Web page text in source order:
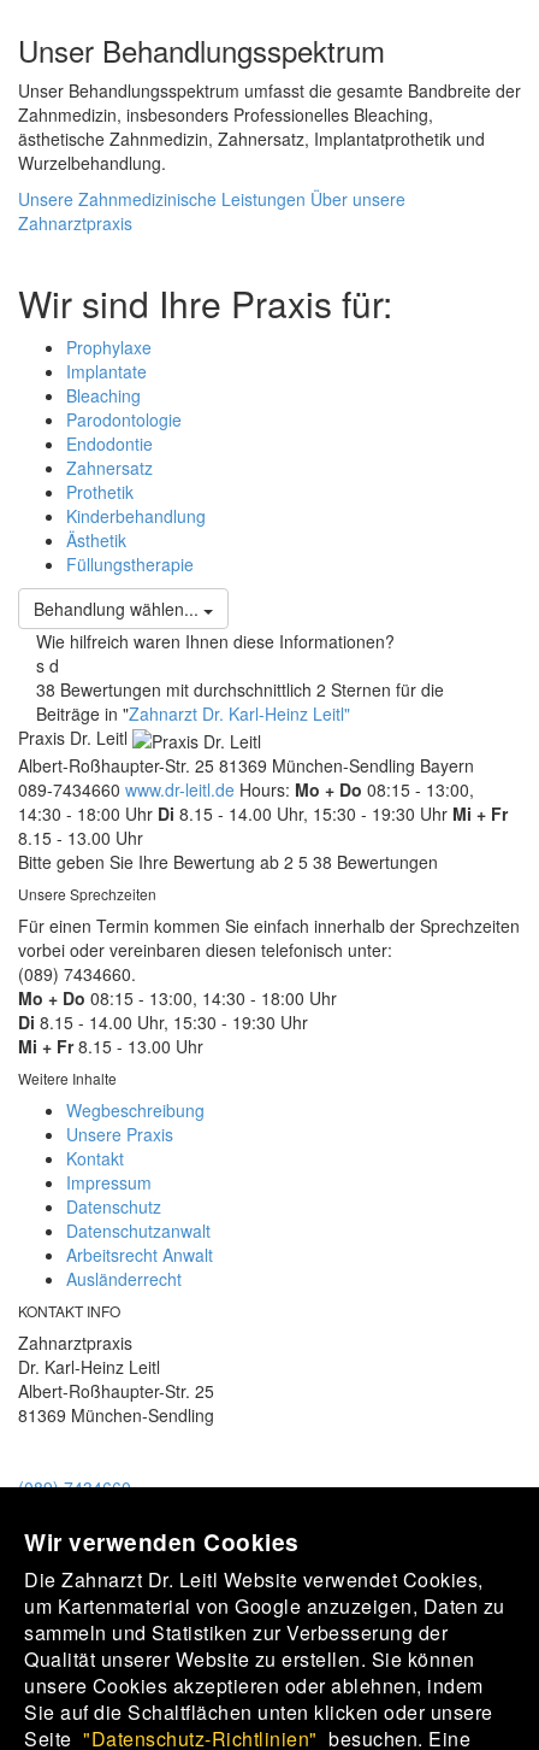
Wir verwenden Cookies
Die Zahnarzt Dr. Leitl Website verwendet Cookies,
um Kartenmaterial von Google anzuzeigen, Daten zu
sammeln und Statistiken zur Verbesserung der
Qualität unserer Website zu erstellen. Sie können
unsere Cookies akzeptieren oder ablehnen, indem
Sie auf die Schaltflächen unten klicken oder unsere
Seite "Datenschutz-Richtlinien" besuchen. Eine
Unser Behandlungsspektrum
Unser Behandlungsspektrum umfasst die gesamte Bandbreite der
Zahnmedizin, insbesonders Professionelles Bleaching,
ästhetische Zahnmedizin, Zahnersatz, Implantatprothetik und
Wurzelbehandlung.
Unsere Zahnmedizinische Leistungen Über unsere
Zahnarztpraxis
Wir sind Ihre Praxis für:
Prophylaxe
Implantate
Bleaching
Parodontologie
Endodontie
Zahnersatz
Prothetik
Kinderbehandlung
Ästhetik
Füllungstherapie
Behandlung wählen...
Wie hilfreich waren Ihnen diese Informationen?
s d
38 Bewertungen mit durchschnittlich 2 Sternen für die
Beiträge in "Zahnarzt Dr. Karl-Heinz Leitl"
Praxis Dr. Leitl
Albert-Roßhaupter-Str. 25 81369 München-Sendling Bayern
089-7434660 www.dr-leitl.de Hours: Mo + Do 08:15 - 13:00,
14:30 - 18:00 Uhr Di 8.15 - 14.00 Uhr, 15:30 - 19:30 Uhr Mi + Fr
8.15 - 13.00 Uhr
Bitte geben Sie Ihre Bewertung ab 2 5 38 Bewertungen
Unsere Sprechzeiten
Für einen Termin kommen Sie einfach innerhalb der Sprechzeiten
vorbei oder vereinbaren diesen telefonisch unter:
(089) 7434660.
Mo + Do 08:15 - 13:00, 14:30 - 18:00 Uhr
Di 8.15 - 14.00 Uhr, 15:30 - 19:30 Uhr
Mi + Fr8.15 - 13.00 Uhr
Weitere Inhalte
Wegbeschreibung
Unsere Praxis
Kontakt
Impressum
Datenschutz
Datenschutzanwalt
Arbeitsrecht Anwalt
Ausländerrecht
KONTAKT INFO
Zahnarztpraxis
Dr. Karl-Heinz Leitl
Albert-Roßhaupter-Str. 25
81369 München-Sendling
(089) 7434660
Unser Praxisteam
Ein motiviertes Praxisteam erwartet Sie.